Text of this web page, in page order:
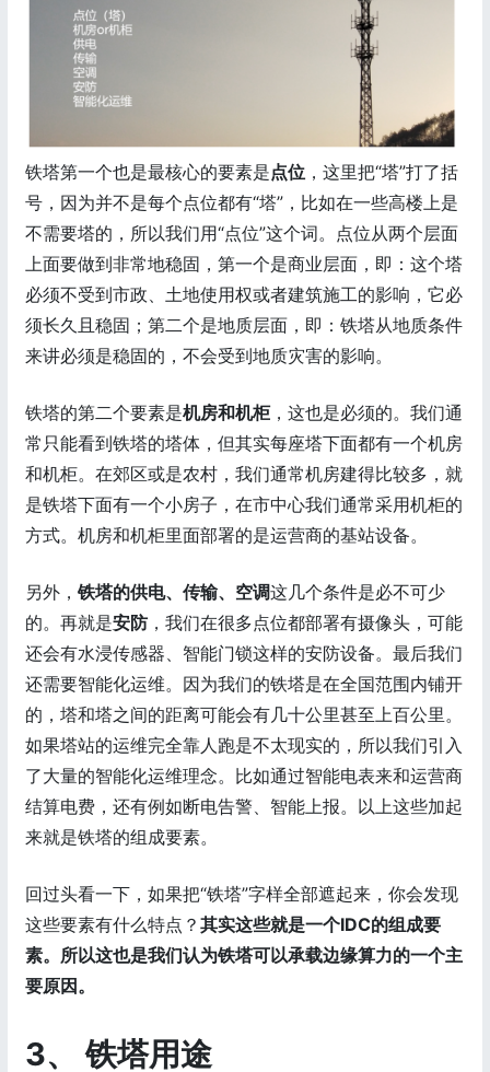
铁塔第一个也是最核心的要素是点位 ，这里把“塔”打了括
号，因为并不是每个点位都有“塔”，比如在一些高楼上是
不需要塔的，所以我们用“点位”这个词。点位从两个层面
上面要做到非常地稳固，第一个是商业层面，即：这个塔
必须不受到市政、土地使用权或者建筑施工的影响，它必
须长久且稳固；第二个是地质层面，即：铁塔从地质条件
来讲必须是稳固的，不会受到地质灾害的影响。
铁塔的第二个要素是机房和机柜，这也是必须的。我们通
常只能看到铁塔的塔体，但其实每座塔下面都有一个机房
和机柜。在郊区或是农村，我们通常机房建得比较多，就
是铁塔下面有一个小房子，在市中心我们通常采用机柜的
方式。机房和机柜里面部署的是运营商的基站设备。
另外， 铁塔的供电、传输、空调这几个条件是必不可少
的。再就是安防，我们在很多点位都部署有摄像头，可能
还会有水浸传感器、智能门锁这样的安防设备。最后我们
还需要智能化运维。因为我们的铁塔是在全国范围内铺开
的，塔和塔之间的距离可能会有几十公里甚至上百公里。
如果塔站的运维完全靠人跑是不太现实的，所以我们引入
了大量的智能化运维理念。比如通过智能电表来和运营商
结算电费，还有例如断电告警、智能上报。以上这些加起
来就是铁塔的组成要素。
回过头看一下，如果把“铁塔”字样全部遮起来，你会发现
这些要素有什么特点？ 其实这些就是一个IDC的组成要
素。所以这也是我们认为铁塔可以承载边缘算力的一个主
要原因。
3、 铁塔用途